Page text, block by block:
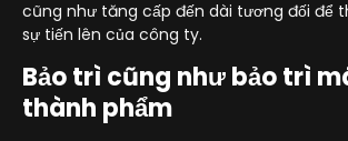
cũng như tăng cấp đến dài tương đối để
sự tiến lên của công ty.
Bảo trì cũng như bảo trì
thành phẩm